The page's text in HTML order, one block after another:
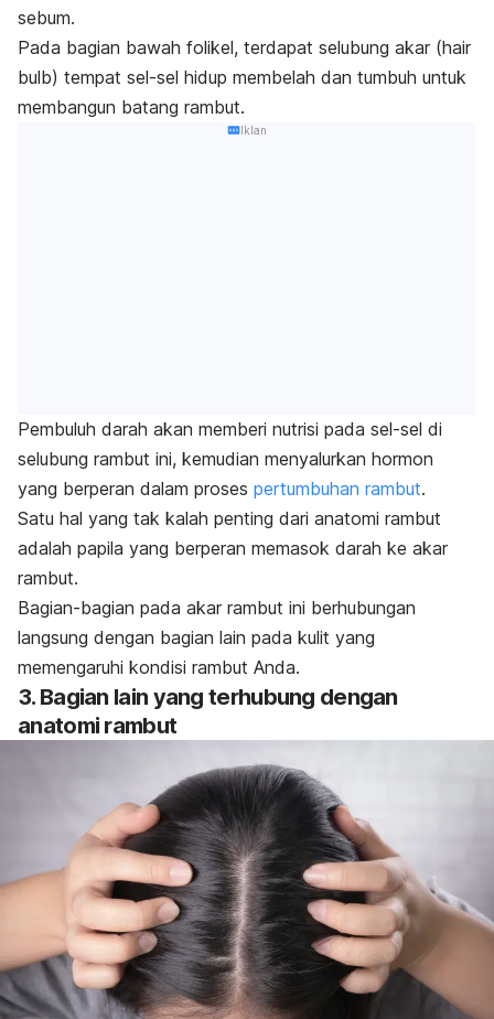
sebum.
Pada bagian bawah folikel, terdapat selubung akar (hair
bulb) tempat sel-sel hidup membelah dan tumbuh untuk
membangun batang rambut.
Iklan
Pembuluh darah akan memberi nutrisi pada sel-sel di
selubung rambut ini, kemudian menyalurkan hormon
yang berperan dalam proses pertumbuhan rambut.
Satu hal yang tak kalah penting dari anatomi rambut
adalah papila yang berperan memasok darah ke akar
rambut.
Bagian-bagian pada akar rambut ini berhubungan
langsung dengan bagian lain pada kulit yang
memengaruhi kondisi rambut Anda.
3. Bagian lain yang terhubung dengan
anatomi rambut